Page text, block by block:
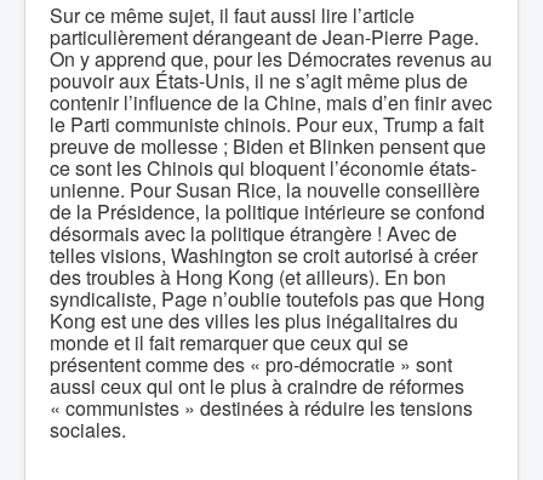
Sur ce même sujet, il faut aussi lire l’article
particulièrement dérangeant de Jean-Pierre Page.
On y apprend que, pour les Démocrates revenus au
pouvoir aux États-Unis, il ne s’agit même plus de
contenir l’influence de la Chine, mais d’en finir avec
le Parti communiste chinois. Pour eux, Trump a fait
preuve de mollesse ; Biden et Blinken pensent que
ce sont les Chinois qui bloquent l’économie états-
unienne. Pour Susan Rice, la nouvelle conseillère
de la Présidence, la politique intérieure se confond
désormais avec la politique étrangère ! Avec de
telles visions, Washington se croit autorisé à créer
des troubles à Hong Kong (et ailleurs). En bon
syndicaliste, Page n’oublie toutefois pas que Hong
Kong est une des villes les plus inégalitaires du
monde et il fait remarquer que ceux qui se
présentent comme des « pro-démocratie » sont
aussi ceux qui ont le plus à craindre de réformes
« communistes » destinées à réduire les tensions
sociales.